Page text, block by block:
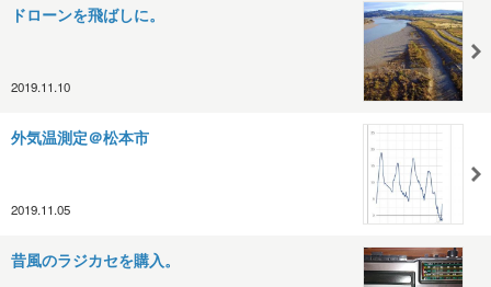
ドローンを飛ばしに。
2019.11.10
外気温測定＠松本市
2019.11.05
昔風のラジカセを購入。